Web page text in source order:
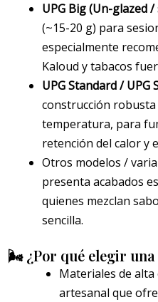
UPG Big (Un-glazed
(~15-20 g) para
especialmente
Kaloud y tabacos
UPG Standard / UPG
construcción
temperatura, para
retención del calor y
Otros modelos /
presenta acabados
quienes mezclan
sencilla.
🌬️ ¿Por qué elegir una
Materiales de alta
artesanal que